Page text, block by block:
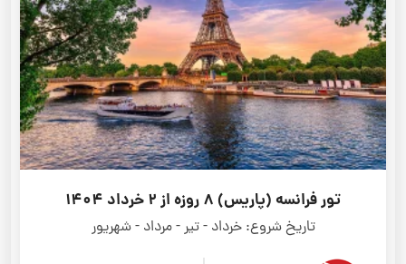
تور فرانسه (پاریس) 8 روزه از 2 خرداد 1404
تاریخ شروع: خرداد - تیر - مرداد - شهریور